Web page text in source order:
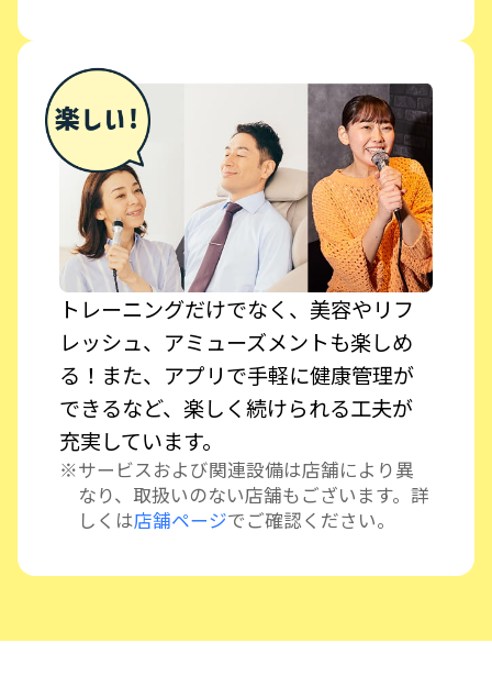
トレーニングだけでなく、美容やリフ
レッシュ、アミューズメントも楽しめ
る！また、アプリで手軽に健康管理が
できるなど、楽しく続けられる工夫が
充実しています。
サービスおよび関連設備は店舗により異
なり、取扱いのない店舗もございます。詳
しくは店舗ページでご確認ください。